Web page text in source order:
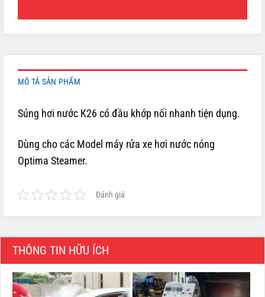
MÔ TẢ SẢN PHẨM
Súng hơi nước K26 có đầu khớp nối nhanh tiện dụng.
Dùng cho các Model máy rửa xe hơi nước nóng
Optima Steamer.
Đánh giá
THÔNG TIN HỮU ÍCH